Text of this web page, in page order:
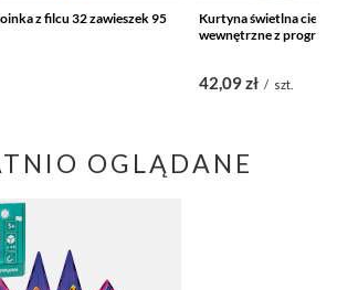
z filcu 32 zawieszek 95
Kurtyna świetlna
wewnętrzne z
42,09 zł / szt.
OGLĄDANE